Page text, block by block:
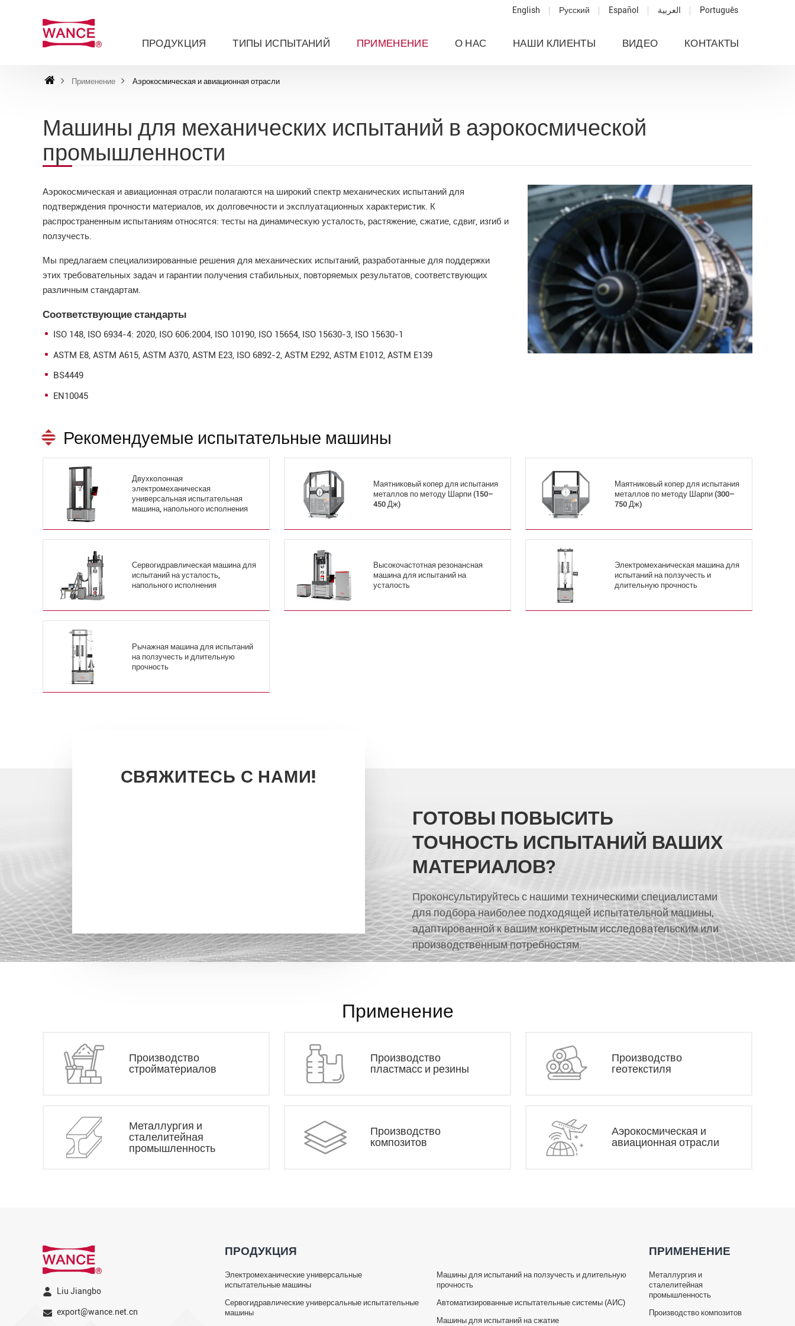
English Русский Español العربية Português
ПРОДУКЦИЯ ТИПЫ ИСПЫТАНИЙ ПРИМЕНЕНИЕ О НАС НАШИ КЛИЕНТЫ ВИДЕО КОНТАКТЫ
Применение Аэрокосмическая и авиационная отрасли
Машины для механических испытаний в аэрокосмической
промышленности
Аэрокосмическая и авиационная отрасли полагаются на широкий спектр механических испытаний для
подтверждения прочности материалов, их долговечности и эксплуатационных характеристик. К
распространенным испытаниям относятся: тесты на динамическую усталость, растяжение, сжатие, сдвиг, изгиб и
ползучесть.
Мы предлагаем специализированные решения для механических испытаний, разработанные для поддержки
этих требовательных задач и гарантии получения стабильных, повторяемых результатов, соответствующих
различным стандартам.
Соответствующие стандарты
ISO 148, ISO 6934-4: 2020, ISO 606:2004, ISO 10190, ISO 15654, ISO 15630-3, ISO 15630-1
ASTM E8, ASTM A615, ASTM A370, ASTM E23, ISO 6892-2, ASTM E292, ASTM E1012, ASTM E139
BS4449
EN10045
Рекомендуемые испытательные машины
Двухколонная
электромеханическая
универсальная испытательная
машина, напольного исполнения
Маятниковый копер для испытания
металлов по методу Шарпи (150–
450 Дж)
Маятниковый копер для испытания
металлов по методу Шарпи (300–
750 Дж)
Сервогидравлическая машина для
испытаний на усталость,
напольного исполнения
Высокочастотная резонансная
машина для испытаний на
усталость
Электромеханическая машина для
испытаний на ползучесть и
длительную прочность
Рычажная машина для испытаний
на ползучесть и длительную
прочность
ГОТОВЫ ПОВЫСИТЬ
ТОЧНОСТЬ ИСПЫТАНИЙ ВАШИХ
МАТЕРИАЛОВ?
Проконсультируйтесь с нашими техническими специалистами
для подбора наиболее подходящей испытательной машины,
адаптированной к вашим конкретным исследовательским или
производственным потребностям.
СВЯЖИТЕСЬ С НАМИ!
Применение
Производство
стройматериалов
Производство
пластмасс и резины
Производство
геотекстиля
Металлургия и
сталелитейная
промышленность
Производство
композитов
Аэрокосмическая и
авиационная отрасли
Liu Jiangbo
export@wance.net.cn
ПРОДУКЦИЯ
Электромеханические универсальные
испытательные машины
Сервогидравлические универсальные испытательные
машины
Машины для испытаний на ползучесть и длительную
прочность
Автоматизированные испытательные системы (АИС)
Машины для испытаний на сжатие
ПРИМЕНЕНИЕ
Металлургия и
сталелитейная
промышленность
Производство композитов